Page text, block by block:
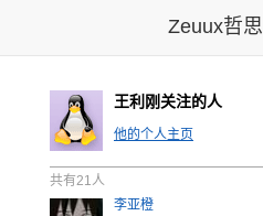
Zeuux哲思
王利刚关注的人
他的个人主页
共有21人
李亚橙